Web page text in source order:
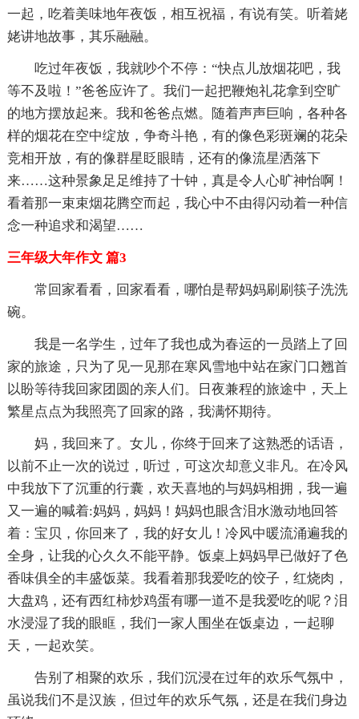
一起，吃着美味地年夜饭，相互祝福，有说有笑。听着姥
姥讲地故事，其乐融融。
吃过年夜饭，我就吵个不停：“快点儿放烟花吧，我
等不及啦！”爸爸应许了。我们一起把鞭炮礼花拿到空旷
的地方摆放起来。我和爸爸点燃。随着声声巨响，各种各
样的烟花在空中绽放，争奇斗艳，有的像色彩斑斓的花朵
竞相开放，有的像群星眨眼睛，还有的像流星洒落下
来……这种景象足足维持了十钟，真是令人心旷神怡啊！
看着那一束束烟花腾空而起，我心中不由得闪动着一种信
念一种追求和渴望……
三年级大年作文 篇3
常回家看看，回家看看，哪怕是帮妈妈刷刷筷子洗洗
碗。
我是一名学生，过年了我也成为春运的一员踏上了回
家的旅途，只为了见一见那在寒风雪地中站在家门口翘首
以盼等待我回家团圆的亲人们。日夜兼程的旅途中，天上
繁星点点为我照亮了回家的路，我满怀期待。
妈，我回来了。女儿，你终于回来了这熟悉的话语，
以前不止一次的说过，听过，可这次却意义非凡。在冷风
中我放下了沉重的行囊，欢天喜地的与妈妈相拥，我一遍
又一遍的喊着:妈妈，妈妈！妈妈也眼含泪水激动地回答
着：宝贝，你回来了，我的好女儿！冷风中暖流涌遍我的
全身，让我的心久久不能平静。饭桌上妈妈早已做好了色
香味俱全的丰盛饭菜。我看着那我爱吃的饺子，红烧肉，
大盘鸡，还有西红柿炒鸡蛋有哪一道不是我爱吃的呢？泪
水浸湿了我的眼眶，我们一家人围坐在饭桌边，一起聊
天，一起欢笑。
告别了相聚的欢乐，我们沉浸在过年的欢乐气氛中，
虽说我们不是汉族，但过年的欢乐气氛，还是在我们身边